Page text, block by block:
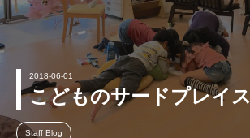
2018-06-01
こどものサードプレイス
Staff Blog